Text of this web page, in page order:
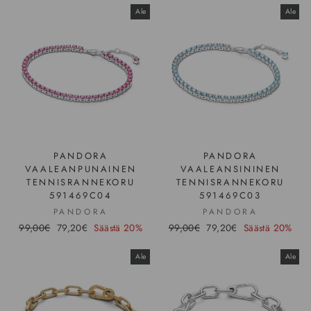
Ale
PANDORA
VAALEANPUNAINEN
TENNISRANNEKORU
591469C04
PANDORA
Hinta
99,00€ Ale-
79,20€ Säästä 20%
Ale
PANDORA
VAALEANSININEN
TENNISRANNEKORU
591469C03
PANDORA
Hinta
99,00€ Ale-
79,20€ Säästä 20%
Ale Ale